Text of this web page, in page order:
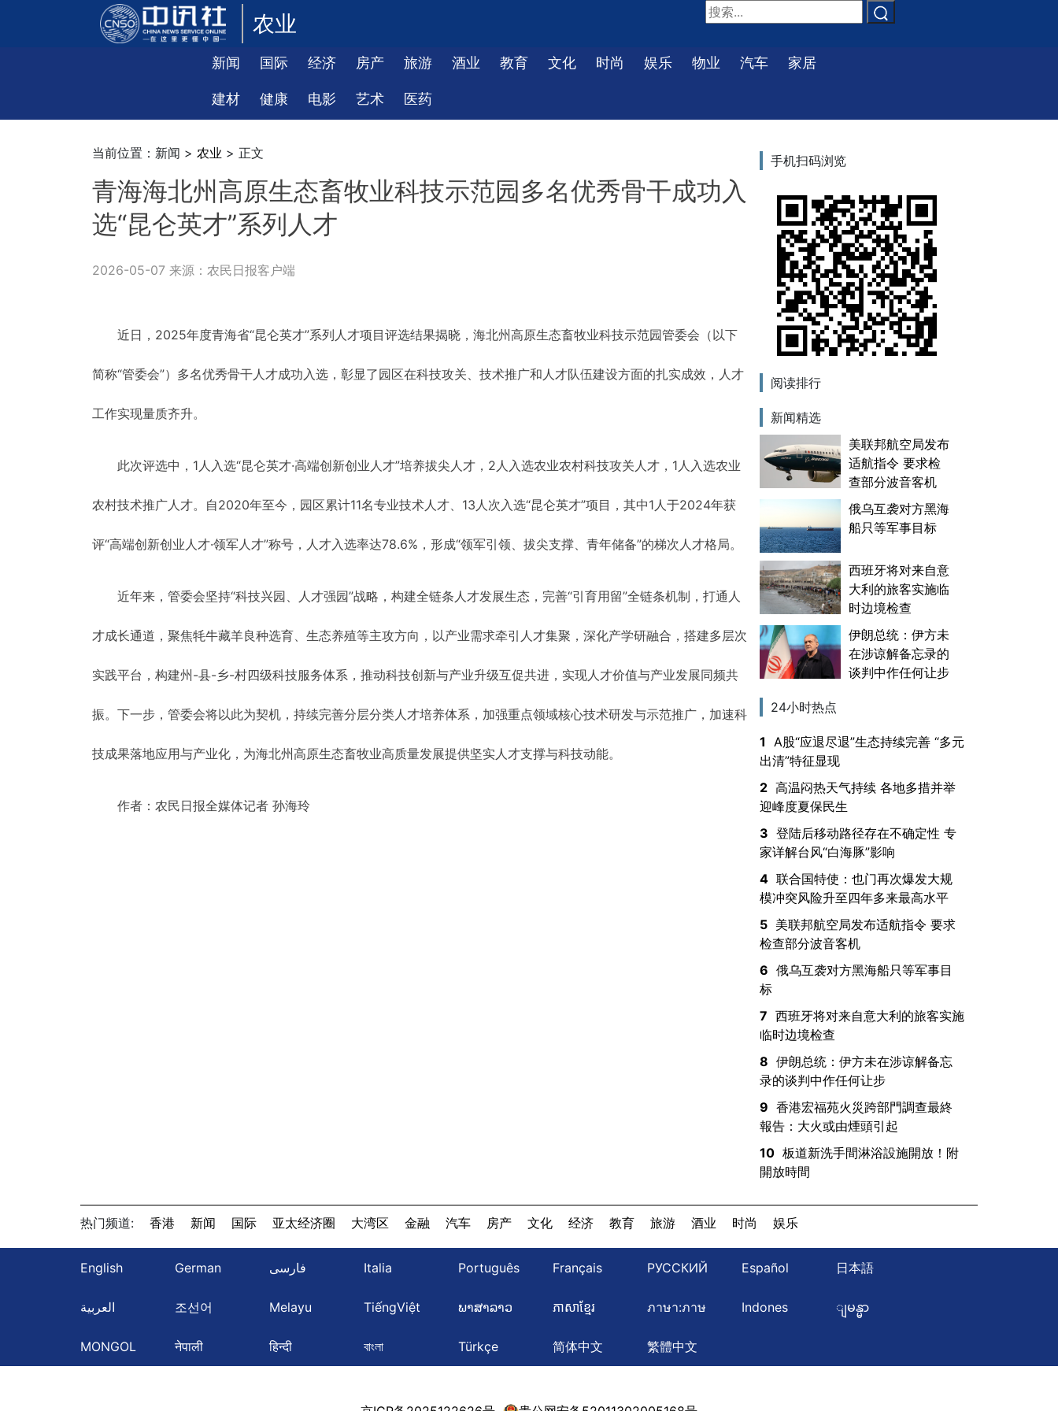
农业
新闻 国际 经济 房产 旅游 酒业 教育 文化 时尚 娱乐 物业 汽车 家居
建材 健康 电影 艺术 医药
当前位置：新闻 > 农业 > 正文
青海海北州高原生态畜牧业科技示范园多名优秀骨干成功入
选“昆仑英才”系列人才
2026-05-07 来源：农民日报客户端
近日，2025年度青海省“昆仑英才”系列人才项目评选结果揭晓，海北州高原生态畜牧业科技示范园管委会（以下
简称“管委会”）多名优秀骨干人才成功入选，彰显了园区在科技攻关、技术推广和人才队伍建设方面的扎实成效，人才
工作实现量质齐升。
此次评选中，1人入选“昆仑英才·高端创新创业人才”培养拔尖人才，2人入选农业农村科技攻关人才，1人入选农业
农村技术推广人才。自2020年至今，园区累计11名专业技术人才、13人次入选“昆仑英才”项目，其中1人于2024年获
评“高端创新创业人才·领军人才”称号，人才入选率达78.6%，形成“领军引领、拔尖支撑、青年储备”的梯次人才格局。
近年来，管委会坚持“科技兴园、人才强园”战略，构建全链条人才发展生态，完善“引育用留”全链条机制，打通人
才成长通道，聚焦牦牛藏羊良种选育、生态养殖等主攻方向，以产业需求牵引人才集聚，深化产学研融合，搭建多层次
实践平台，构建州-县-乡-村四级科技服务体系，推动科技创新与产业升级互促共进，实现人才价值与产业发展同频共
振。下一步，管委会将以此为契机，持续完善分层分类人才培养体系，加强重点领域核心技术研发与示范推广，加速科
技成果落地应用与产业化，为海北州高原生态畜牧业高质量发展提供坚实人才支撑与科技动能。
作者：农民日报全媒体记者 孙海玲
手机扫码浏览
阅读排行
新闻精选
美联邦航空局发布
适航指令 要求检
查部分波音客机
俄乌互袭对方黑海
船只等军事目标
西班牙将对来自意
大利的旅客实施临
时边境检查
伊朗总统：伊方未
在涉谅解备忘录的
谈判中作任何让步
24小时热点
1
A股“应退尽退”生态持续完善 “多元
出清”特征显现
2 高温闷热天气持续 各地多措并举
迎峰度夏保民生
3 登陆后移动路径存在不确定性 专
家详解台风“白海豚”影响
4 联合国特使：也门再次爆发大规
模冲突风险升至四年多来最高水平
5 美联邦航空局发布适航指令 要求
检查部分波音客机
6 俄乌互袭对方黑海船只等军事目
标
7 西班牙将对来自意大利的旅客实施
临时边境检查
8 伊朗总统：伊方未在涉谅解备忘
录的谈判中作任何让步
9 香港宏福苑火災跨部門調查最終
報告：大火或由煙頭引起
10 板道新洗手間淋浴設施開放！附
開放時間
热门频道: 香港 新闻 国际 亚太经济圈 大湾区 金融 汽车 房产 文化 经济 教育 旅游 酒业 时尚 娱乐
English German فارسی Italia Português Français РУССКИЙ Español 日本語
العربية 조선어 Melayu TiếngViệt ພາສາລາວ ភាសាខ្មែរ ภาษา:ภาษ Indones ျမန္မာ
MONGOL नेपाली हिन्दी বাংলা Türkçe 简体中文 繁體中文